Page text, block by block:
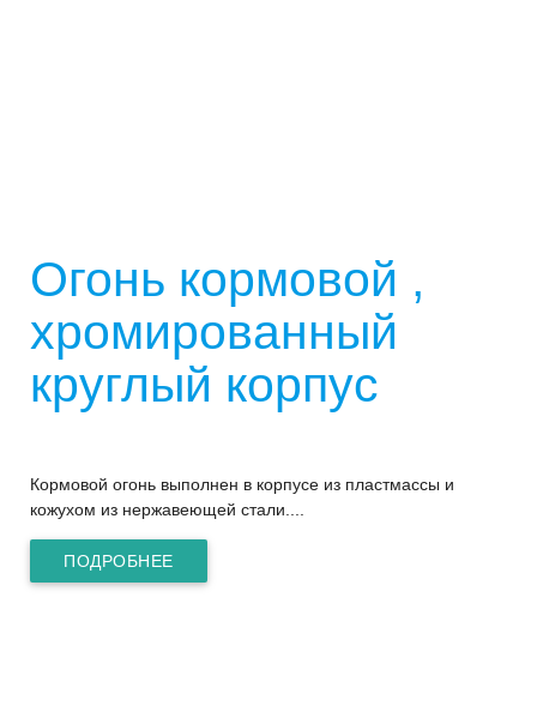
Огонь кормовой ,
хромированный
круглый корпус
Кормовой огонь выполнен в корпусе из пластмассы и
кожухом из нержавеющей стали....
ПОДРОБНЕЕ